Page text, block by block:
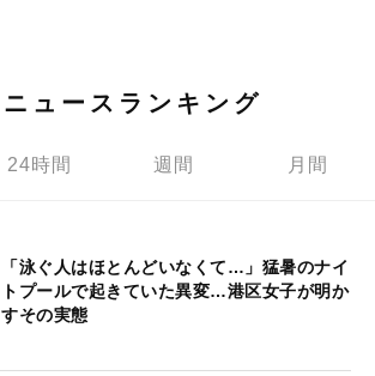
ニュースランキング
24時間 週間 月間
「泳ぐ人はほとんどいなくて…」猛暑のナイ
トプールで起きていた異変…港区女子が明か
すその実態